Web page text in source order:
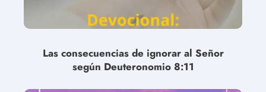
Las consecuencias de ignorar al Señor
según Deuteronomio 8:11